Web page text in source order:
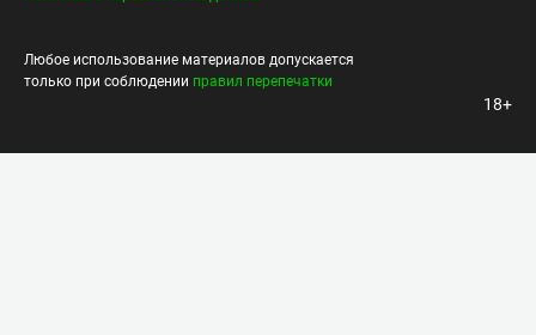
Любое использование материалов допускается
только при соблюдении правил перепечатки
18+